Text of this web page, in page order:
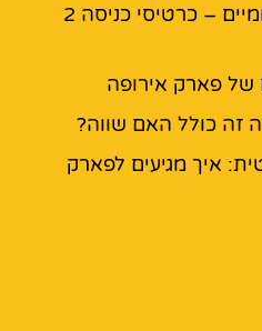
פארק אירופה כרטיס ליומיים – כרטיסי כניסה 2
של פארק אירופה
זה כולל האם שווה?
איך מגיעים לפארק